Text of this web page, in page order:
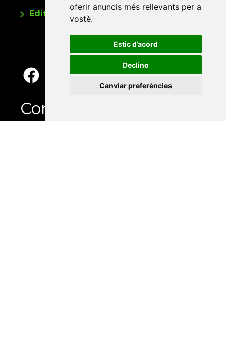
oferir anuncis més rellevants per a
vostè.
Estic d’acord
Declino
Canviar preferències
Editorials universitàries a Twitter
Contacte